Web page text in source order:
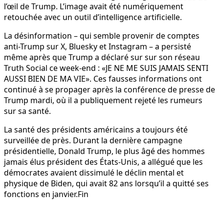
l’œil de Trump. L’image avait été numériquement
retouchée avec un outil d’intelligence artificielle.
La désinformation – qui semble provenir de comptes
anti-Trump sur X, Bluesky et Instagram – a persisté
même après que Trump a déclaré sur sur son réseau
Truth Social ce week-end : «JE NE ME SUIS JAMAIS SENTI
AUSSI BIEN DE MA VIE». Ces fausses informations ont
continué à se propager après la conférence de presse de
Trump mardi, où il a publiquement rejeté les rumeurs
sur sa santé.
La santé des présidents américains a toujours été
surveillée de près. Durant la dernière campagne
présidentielle, Donald Trump, le plus âgé des hommes
jamais élus président des États-Unis, a allégué que les
démocrates avaient dissimulé le déclin mental et
physique de Biden, qui avait 82 ans lorsqu’il a quitté ses
fonctions en janvier.Fin